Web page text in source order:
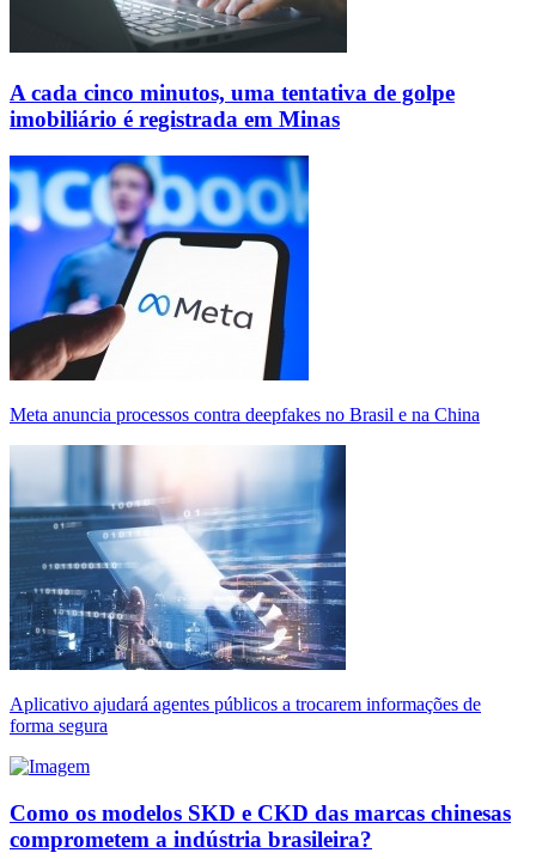
A cada cinco minutos, uma tentativa de golpe
imobiliário é registrada em Minas
Meta anuncia processos contra deepfakes no Brasil e na China
Aplicativo ajudará agentes públicos a trocarem informações de
forma segura
Como os modelos SKD e CKD das marcas chinesas
comprometem a indústria brasileira?